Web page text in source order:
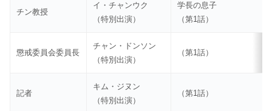
チン教授
イ・チャンウク
（特別出演）
学長の息子
（第1話）
懲戒委員会委員長
チャン・ドンソン
（特別出演）
（第1話）
記者
キム・ジヌン
（特別出演）
（第1話）